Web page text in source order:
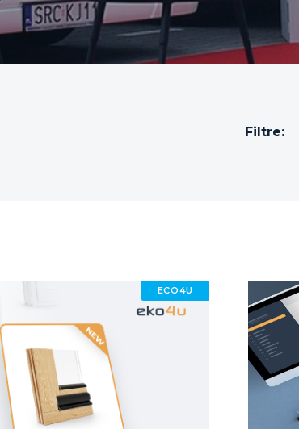
Filtre:
ECO4U